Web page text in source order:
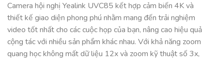
Camera hội nghị Yealink UVC85 kết hợp cảm biến 4K và
thiết kế giao diện phong phú nhằm mang đến trải nghiệm
video tốt nhất cho các cuộc họp của bạn, nâng cao hiệu quả
cộng tác với nhiều sản phẩm khác nhau. Với khả năng zoom
quang học không mất dữ liệu 12x và zoom kỹ thuật số 3x,